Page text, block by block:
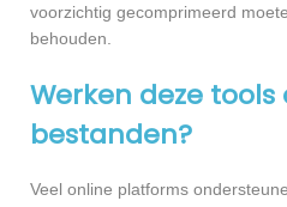
voorzichtig gecomprimeerd
behouden.
Werken deze
bestanden?
Veel online platforms